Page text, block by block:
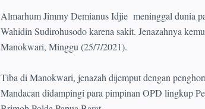
Almarhum Jimmy Demianus Idjie meninggal dunia
Wahidin Sudirohusodo karena sakit. Jenazahnya
Manokwari, Minggu (25/7/2021).
Tiba di Manokwari, jenazah dijemput dengan
Mandacan didampingi para pimpinan OPD lingkup